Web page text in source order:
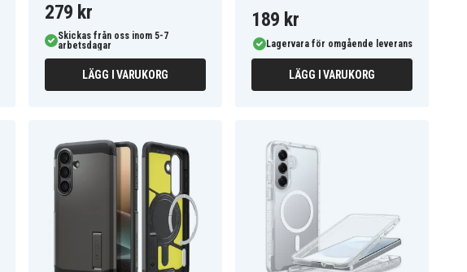
279 kr
Skickas från oss inom 5-7
arbetsdagar
LÄGG I VARUKORG
189 kr
Lagervara för omgående leverans
LÄGG I VARUKORG